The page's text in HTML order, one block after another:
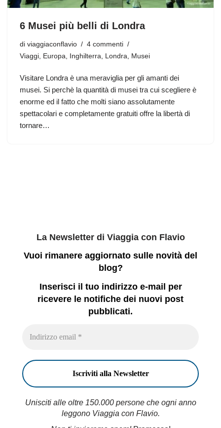
6 Musei più belli di Londra
di viaggiaconflavio
4 commenti
Viaggi, Europa, Inghilterra, Londra, Musei
Visitare Londra è una meraviglia per gli amanti dei
musei. Si perchè la quantità di musei tra cui scegliere è
enorme ed il fatto che molti siano assolutamente
spettacolari e completamente gratuiti offre la libertà di
tornare…
La Newsletter di Viaggia con Flavio
Vuoi rimanere aggiornato sulle novità del
blog?
Inserisci il tuo indirizzo e-mail per
ricevere le notifiche dei nuovi post
pubblicati.
Unisciti alle oltre 150.000 persone che ogni anno
leggono Viaggia con Flavio.